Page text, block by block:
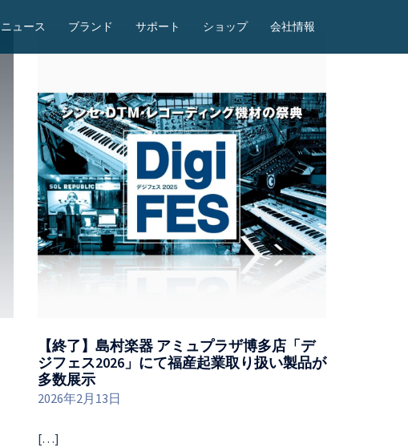
ニュース ブランド サポート ショップ 会社情報
【終了】島村楽器 アミュプラザ博多店「デ
ジフェス2026」にて福産起業取り扱い製品が
多数展示
2026年2月13日
[…]